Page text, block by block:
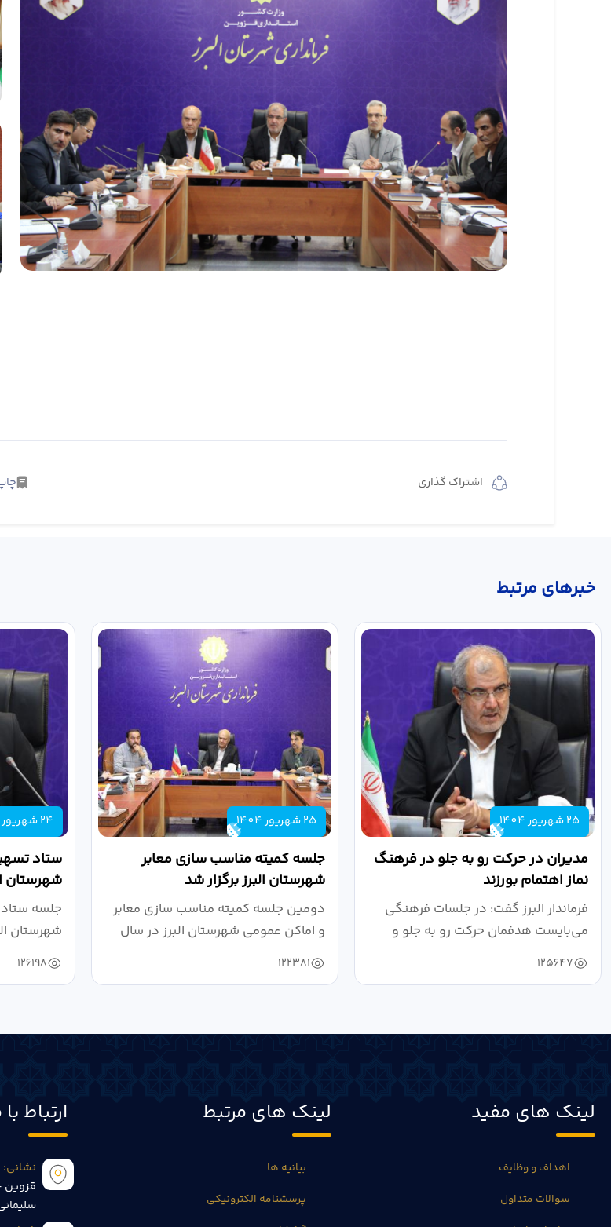
اشتراک گذاری
خبر‌های مرتبط
25 شهریور 1404
مدیران در حرکت رو به جلو در فرهنگ
نماز اهتمام بورزند
فرماندار البرز گفت: در جلسات فرهنگی
می‌بایست هدفمان حرکت رو به جلو و
دستیابی...
125647
25 شهریور 1404
جلسه کمیته مناسب سازی معابر
شهرستان البرز برگزار شد
دومین جلسه کمیته مناسب سازی معابر
و اماکن عمومی شهرستان البرز در سال
۱۴۰۴ به...
122381
24 شهریور 1404
ستاد
شهرستان
جلسه ستاد
شهرستان
126198
لینک های مفید
اهداف و وظایف
سوالات متداول
لینک های مرتبط
بیانیه ها
پرسشنامه الکترونیکی
ارتباط با
نشانی:
قزوین